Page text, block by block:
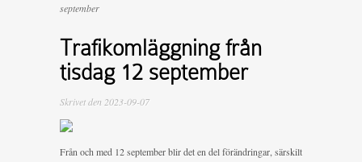
september
Trafikomläggning från
tisdag 12 september
Skrivet den 2023-09-07
Från och med 12 september blir det en del förändringar, särskilt